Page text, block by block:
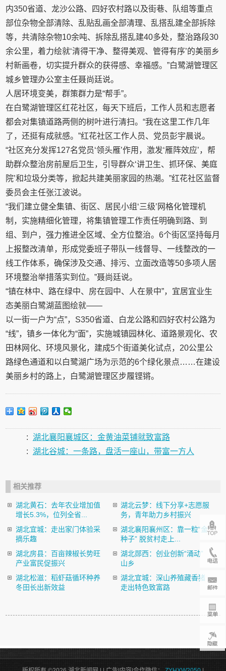
内350省道、龙沙公路、四好农村路以及街巷、队组等重点
部位杂物全部清除、乱贴乱画全部清理、乱搭乱建全部拆除
等，共清除杂物10余吨、拆除乱搭乱建40多处，整治路段30
余公里，着力绘就‘清得干净、整得美观、管得有序’的美丽乡
村新画卷，切实提升群众的获得感、幸福感。”白鹭湖管理区
城乡管理办公室主任聂尚廷说。
人居环境变美，群策群力是“帮手”。
在白鹭湖管理区红花社区，每天下班后，工作人员和志愿者
都会对集镇道路两侧的树叶进行清扫。“我在这里工作几年
了，还挺有成就感。”红花社区工作人员、党员彭宇晨说。
“社区充分发挥127名党员‘领头雁’作用，激发‘雁阵效应’，帮
助群众整治房前屋后卫生，引导群众‘讲卫生、抓环保、美庭
院’和垃圾分类等，掀起共建美丽家园的热潮。”红花社区监督
委员会主任张江波说。
“我们建立健全集镇、街区、居民小组‘三级’网格化管理机
制，实施精细化管理，将集镇管理工作责任明确到路、到
组、到户，强力推进全区域、全方位整治。6个街区坚持每月
上报整改清单，形成党委班子带队一线督导、一线整改的一
线工作体系，确保涉及交通、排污、立面改造等50多项人居
环境整治举措落实到位。”聂尚廷说。
“镇在林中、路在绿中、房在园中、人在景中”，宜居宜业生
态美丽白鹭湖蓝图绘就——
以一街一户为“点”，S350省道、白龙公路和四好农村公路为
“线”，镇乡一体化为“面”，实施城镇园林化、道路景观化、农
田林网化、环境风景化，建成5个街道美化试点，20公里公
路绿色通道和以白鹭湖广场为示范的6个绿化景点……在建设
美丽乡村的路上，白鹭湖管理区步履铿锵。
: 湖北襄阳襄城区：金黄油菜铺就致富路
: 湖北谷城：一条路，盘活一座山，带富一方人
相关推荐
湖北黄石：去年农业增加值
增长5.3%，位列全省...
湖北云梦：线下分享+志愿服
务，青年助力乡村振兴
湖北宜城：走出家门体验采
摘乐趣
湖北襄阳襄州区：靠一粒“金
种子” 脱贫村走上...
湖北房县：百亩辣椒长势旺
产业富民促振兴
湖北郧西：创业创新“涌动”
山乡
湖北松滋：稻虾菇循环种养
冬田长出新效益
湖北宜城：深山养殖藏香猪
走出特色致富路